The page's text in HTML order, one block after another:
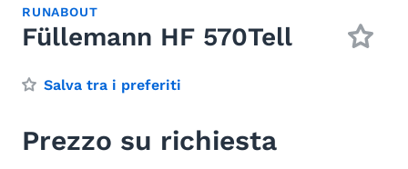
RUNABOUT
Füllemann HF 570Tell
Salva tra i preferiti
Prezzo su richiesta